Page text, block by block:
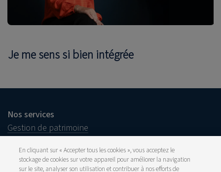
Je me sens si bien intégrée
Nos services
Gestion de patrimoine
Pour votre société
En cliquant sur « Accepter tous les cookies », vous acceptez le
stockage de cookies sur votre appareil pour améliorer la navigation
sur le site, analyser son utilisation et contribuer à nos efforts de